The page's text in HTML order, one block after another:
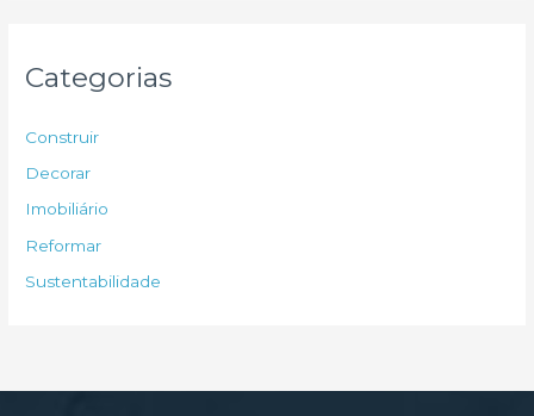
p
o
r
Categorias
Construir
Decorar
Imobiliário
Reformar
Sustentabilidade